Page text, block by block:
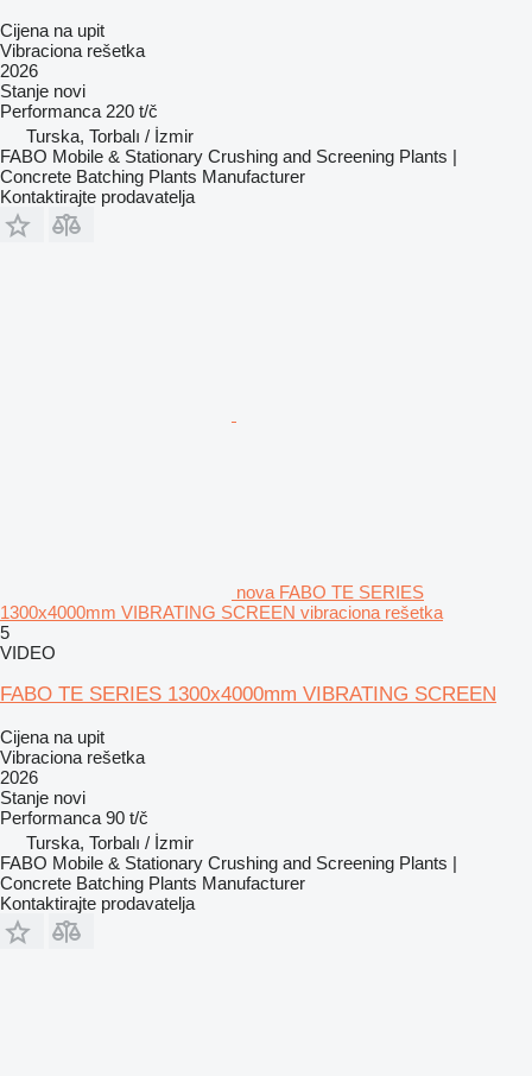
Cijena na upit
Vibraciona rešetka
2026
Stanje novi
Performanca 220 t/č
Turska, Torbalı / İzmir
FABO Mobile & Stationary Crushing and Screening Plants |
Concrete Batching Plants Manufacturer
Kontaktirajte prodavatelja
nova FABO TE SERIES
1300x4000mm VIBRATING SCREEN vibraciona rešetka
5
VIDEO
FABO TE SERIES 1300x4000mm VIBRATING SCREEN
Cijena na upit
Vibraciona rešetka
2026
Stanje novi
Performanca 90 t/č
Turska, Torbalı / İzmir
FABO Mobile & Stationary Crushing and Screening Plants |
Concrete Batching Plants Manufacturer
Kontaktirajte prodavatelja